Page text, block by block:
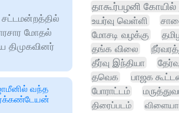
சட்டமன்றத்தில்
மோதல்
திமுகவினர்
வந்த
தாகூர்பழனி கோயில்
உயர்வு வெள்ளி
மோசடி வழக்கு
தங்க விலை
தீர்வு இந்தியா
தேர்வு
தவெக
பாஜக
போராட்டம்
திரைப்படம்